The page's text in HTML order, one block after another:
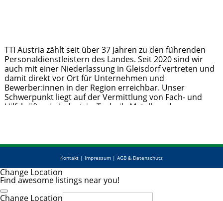
TTI Austria zählt seit über 37 Jahren zu den führenden
Personaldienstleistern des Landes. Seit 2020 sind wir
auch mit einer Niederlassung in Gleisdorf vertreten und
damit direkt vor Ort für Unternehmen und
Bewerber:innen in der Region erreichbar. Unser
Schwerpunkt liegt auf der Vermittlung von Fach- und
Hilfskräften in Industrie, Technik, Metall- und
Kontakt | Impressum | AGB & Datenschutz
Change Location
Find awesome listings near you!
Change Location